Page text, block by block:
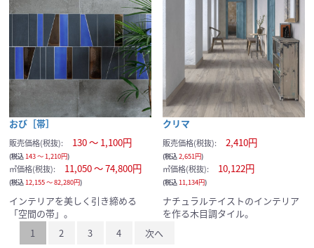
おび［帯］
販売価格(税抜): 130 ～ 1,100円
(税込143 ～ 1,210円)
㎡価格(税抜): 11,050 ～ 74,800円
(税込12,155 ～ 82,280円)
インテリアを美しく引き締める
「空間の帯」。
クリマ
販売価格(税抜): 2,410円
(税込2,651円)
㎡価格(税抜): 10,122円
(税込11,134円)
ナチュラルテイストのインテリア
を作る木目調タイル。
1
2 3 4 次へ